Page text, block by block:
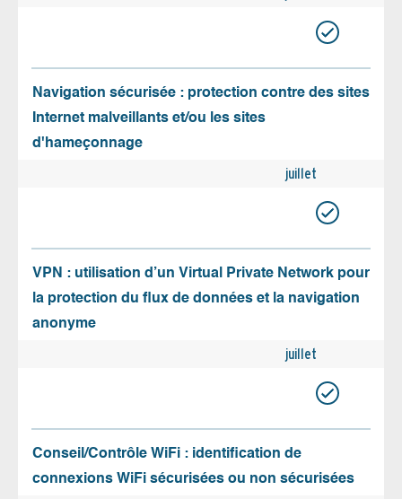
Navigation sécurisée : protection contre des sites
Internet malveillants et/ou les sites
d'hameçonnage
juillet
VPN : utilisation d’un Virtual Private Network pour
la protection du flux de données et la navigation
anonyme
juillet
Conseil/Contrôle WiFi : identification de
connexions WiFi sécurisées ou non sécurisées